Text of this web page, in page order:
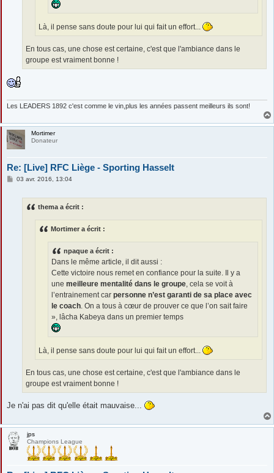
Là, il pense sans doute pour lui qui fait un effort...
En tous cas, une chose est certaine, c'est que l'ambiance dans le
groupe est vraiment bonne !
Les LEADERS 1892 c'est comme le vin,plus les années passent meilleurs ils sont!
Mortimer
Donateur
Re: [Live] RFC Liège - Sporting Hasselt
M03 avr. 2016, 13:04
thema a écrit :
Mortimer a écrit :
npaque a écrit :
Dans le même article, il dit aussi :
Cette victoire nous remet en confiance pour la suite. Il y a
une meilleure mentalité dans le groupe, cela se voit à
l’entrainement car personne n’est garanti de sa place avec
le coach. On a tous à cœur de prouver ce que l’on sait faire
», lâcha Kabeya dans un premier temps
Là, il pense sans doute pour lui qui fait un effort...
En tous cas, une chose est certaine, c'est que l'ambiance dans le
groupe est vraiment bonne !
Je n'ai pas dit qu'elle était mauvaise...
jps
Champions League